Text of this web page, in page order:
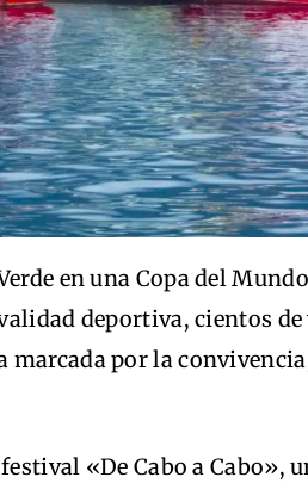
en una Copa del
deportiva, cientos de
por la
«De Cabo a Cabo»,